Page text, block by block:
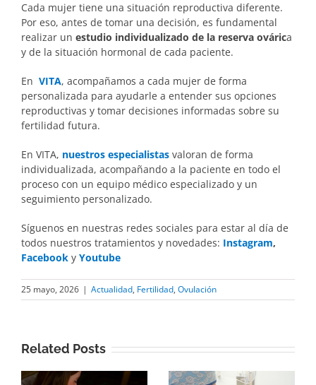
Cada mujer tiene una situación reproductiva diferente.
Por eso, antes de tomar una decisión, es fundamental
realizar un estudio individualizado de la reserva ovárica
y de la situación hormonal de cada paciente.
En VITA, acompañamos a cada mujer de forma
personalizada para ayudarle a entender sus opciones
reproductivas y tomar decisiones informadas sobre su
fertilidad futura.
En VITA, nuestros especialistas valoran de forma
individualizada, acompañando a la paciente en todo el
proceso con un equipo médico especializado y un
seguimiento personalizado.
Síguenos en nuestras redes sociales para estar al día de
todos nuestros tratamientos y novedades: Instagram,
Facebook y Youtube
25 mayo, 2026 | Actualidad, Fertilidad, Ovulación
Related Posts